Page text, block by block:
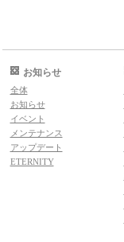
お知らせ
全体
お知らせ
イベント
メンテナンス
アップデート
ETERNITY